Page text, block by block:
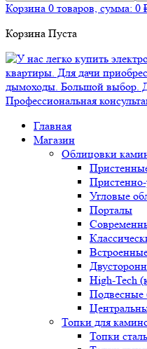
Корзина 0 товаров, сумма: 0
Корзина Пуста
Главная
Магазин
Облицовки
Угловые
Порталы
High-Tech
Топки для
Топки